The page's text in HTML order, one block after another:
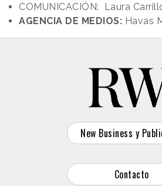
COMUNICACIÓN: Laura
AGENCIA DE MEDIOS: Havas
New Business y
Contacto